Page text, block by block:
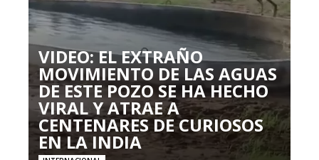
VIDEO: EL EXTRAÑO
MOVIMIENTO DE LAS AGUAS
DE ESTE POZO SE HA HECHO
VIRAL Y ATRAE A
CENTENARES DE CURIOSOS
EN LA INDIA